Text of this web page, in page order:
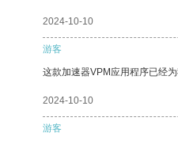
2024-10-10
游客
这款加速器VPM应用程序已经
2024-10-10
游客